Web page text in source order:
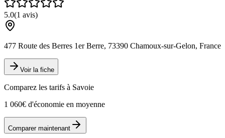
5.0(1 avis)
477 Route des Berres 1er Berre, 73390 Chamoux-sur-Gelon, France
Voir la fiche
Comparez les tarifs à Savoie
1 060€ d'économie en moyenne
Comparer maintenant